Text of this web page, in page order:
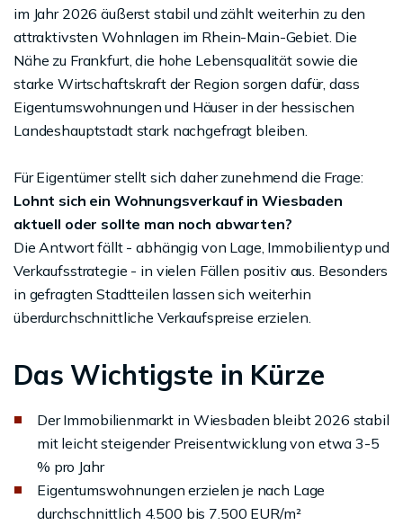
im Jahr 2026 äußerst stabil und zählt weiterhin zu den
attraktivsten Wohnlagen im Rhein-Main-Gebiet. Die
Nähe zu Frankfurt, die hohe Lebensqualität sowie die
starke Wirtschaftskraft der Region sorgen dafür, dass
Eigentumswohnungen und Häuser in der hessischen
Landeshauptstadt stark nachgefragt bleiben.
Für Eigentümer stellt sich daher zunehmend die Frage:
Lohnt sich ein Wohnungsverkauf in Wiesbaden
aktuell oder sollte man noch abwarten?
Die Antwort fällt - abhängig von Lage, Immobilientyp und
Verkaufsstrategie - in vielen Fällen positiv aus. Besonders
in gefragten Stadtteilen lassen sich weiterhin
überdurchschnittliche Verkaufspreise erzielen.
Das Wichtigste in Kürze
Der Immobilienmarkt in Wiesbaden bleibt 2026 stabil
mit leicht steigender Preisentwicklung von etwa 3-5
% pro Jahr
Eigentumswohnungen erzielen je nach Lage
durchschnittlich 4.500 bis 7.500 EUR/m²